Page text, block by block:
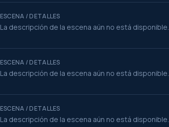
ESCENA / DETALLES
La descripción de la escena aún no está disponible.
ESCENA / DETALLES
La descripción de la escena aún no está disponible.
ESCENA / DETALLES
La descripción de la escena aún no está disponible.